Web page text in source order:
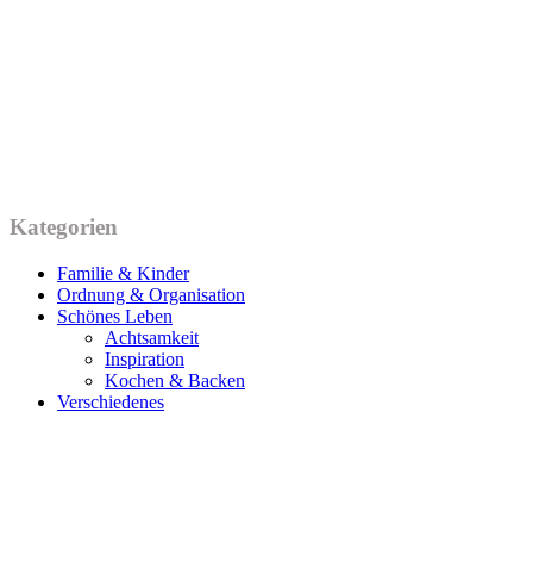
Kategorien
Familie & Kinder
Ordnung & Organisation
Schönes Leben
Achtsamkeit
Inspiration
Kochen & Backen
Verschiedenes